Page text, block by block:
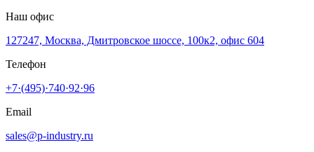
Наш офис
127247, Москва, Дмитровское шоссе, 100к2, офис 604
Телефон
+7·(495)·740·92·96
Email
sales@p-industry.ru